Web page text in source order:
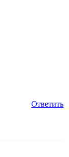
Ответить